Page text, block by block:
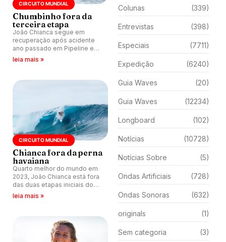
CIRCUITO MUNDIAL
Chumbinho fora da
terceira etapa
João Chianca segue em
recuperação após acidente
ano passado em Pipeline e
anuncia que não participa da
leia mais »
CIRCUITO MUNDIAL
Chianca fora da perna
havaiana
Quarto melhor do mundo em
2023, João Chianca está fora
das duas etapas iniciais do
CT 2024.
leia mais »
Colunas (339)
Entrevistas (398)
Especiais (7711)
Expedição (6240)
Guia Waves (20)
Guia Waves (12234)
Longboard (102)
Notícias (10728)
Notícias Sobre (5)
Ondas Artificiais (728)
Ondas Sonoras (632)
originals (1)
Sem categoria (3)